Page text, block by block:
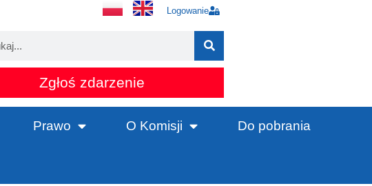
Logowanie
Zgłoś zdarzenie
Prawo O Komisji Do pobrania